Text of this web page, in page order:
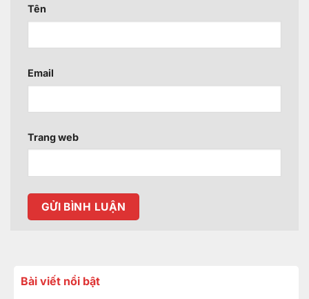
Tên
Email
Trang web
Bài viết nổi bật